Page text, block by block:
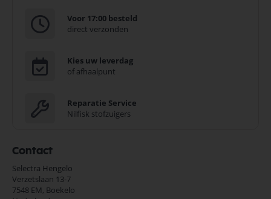
Voor 17:00 besteld
direct verzonden
Kies uw leverdag
of afhaalpunt
Reparatie Service
Nilfisk stofzuigers
Contact
Selectra Hengelo
Verzetslaan 13-7
7548 EM, Boekelo